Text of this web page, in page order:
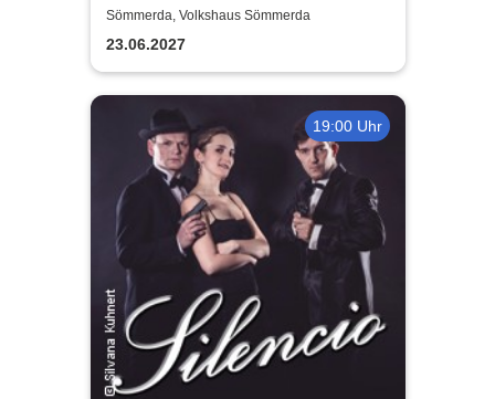
mich!
Sömmerda, Volkshaus Sömmerda
23.06.2027
19:00 Uhr